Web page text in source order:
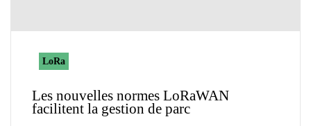
LoRa
Les nouvelles normes LoRaWAN
facilitent la gestion de parc